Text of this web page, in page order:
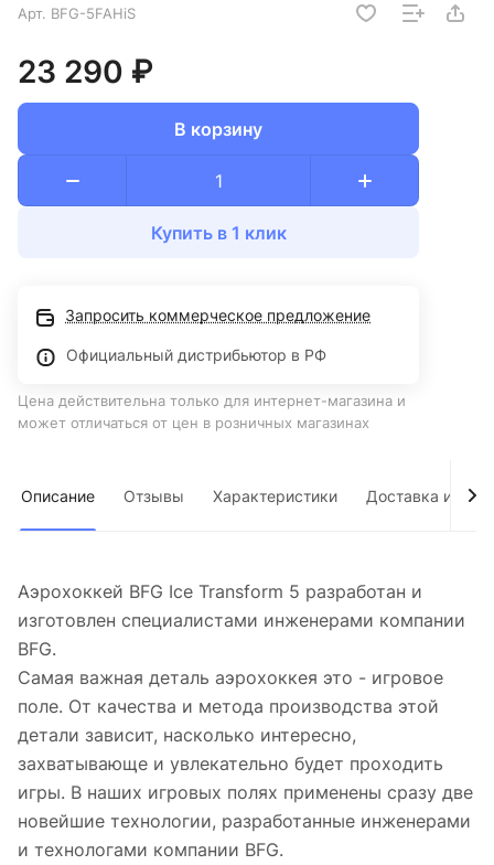
Арт. BFG-5FAHiS
23 290 ₽
В корзину
Купить в 1 клик
Запросить коммерческое предложение
Официальный дистрибьютор в РФ
Цена действительна только для интернет-магазина и
может отличаться от цен в розничных магазинах
Описание Отзывы Характеристики Доставка и
Аэрохоккей BFG Ice Transform 5 разработан и
изготовлен специалистами инженерами компании
BFG.
Самая важная деталь аэрохоккея это - игровое
поле. От качества и метода производства этой
детали зависит, насколько интересно,
захватывающе и увлекательно будет проходить
игры. В наших игровых полях применены сразу две
новейшие технологии, разработанные инженерами
и технологами компании BFG.